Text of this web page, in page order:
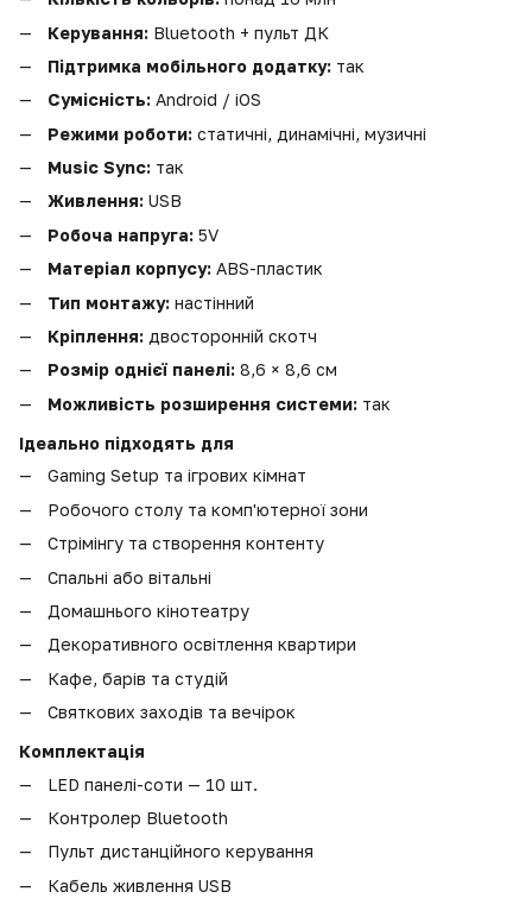
Керування: Bluetooth + пульт ДК
Підтримка мобільного додатку: так
Сумісність: Android / iOS
Режими роботи: статичні, динамічні, музичні
Music Sync: так
Живлення: USB
Робоча напруга: 5V
Матеріал корпусу: ABS-пластик
Тип монтажу: настінний
Кріплення: двосторонній скотч
Розмір однієї панелі: 8,6 × 8,6 см
Можливість розширення системи: так
Ідеально підходять для
Gaming Setup та ігрових кімнат
Робочого столу та комп'ютерної зони
Стрімінгу та створення контенту
Спальні або вітальні
Домашнього кінотеатру
Декоративного освітлення квартири
Кафе, барів та студій
Святкових заходів та вечірок
Комплектація
LED панелі-соти — 10 шт.
Контролер Bluetooth
Пульт дистанційного керування
Кабель живлення USB